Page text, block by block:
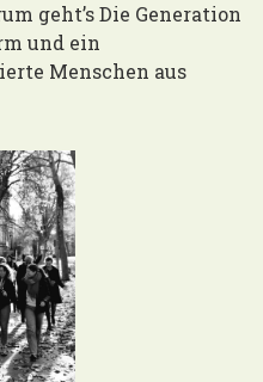
geht’s Die Generation
und ein
Menschen aus